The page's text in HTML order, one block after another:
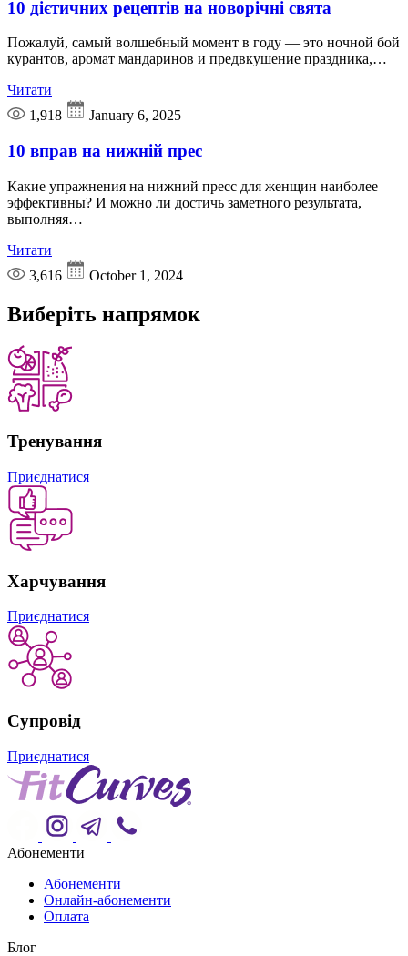
10 дієтичних рецептів на новорічні свята
Пожалуй, самый волшебный момент в году — это ночной бой
курантов, аромат мандаринов и предвкушение праздника,…
Читати
1,918
January 6, 2025
10 вправ на нижній прес
Какие упражнения на нижний пресс для женщин наиболее
эффективны? И можно ли достичь заметного результата,
выполняя…
Читати
3,616
October 1, 2024
Виберіть напрямок
Тренування
Приєднатися
Харчування
Приєднатися
Супровід
Приєднатися
Абонементи
Абонементи
Онлайн-абонементи
Оплата
Блог